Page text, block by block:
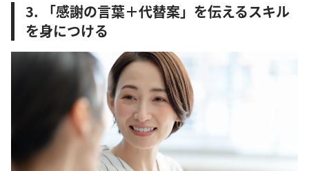
3. 「感謝の言葉＋代替案」を伝えるスキル
を身につける